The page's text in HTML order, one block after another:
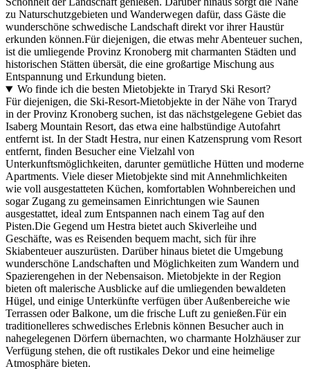
zu Naturschutzgebieten und Wanderwegen dafür, dass Gäste die
wunderschöne schwedische Landschaft direkt vor ihrer Haustür
erkunden können.Für diejenigen, die etwas mehr Abenteuer suchen,
ist die umliegende Provinz Kronoberg mit charmanten Städten und
historischen Stätten übersät, die eine großartige Mischung aus
Entspannung und Erkundung bieten.
Wo finde ich die besten Mietobjekte in Traryd Ski Resort?
Für diejenigen, die Ski-Resort-Mietobjekte in der Nähe von Traryd
in der Provinz Kronoberg suchen, ist das nächstgelegene Gebiet das
Isaberg Mountain Resort, das etwa eine halbstündige Autofahrt
entfernt ist. In der Stadt Hestra, nur einen Katzensprung vom Resort
entfernt, finden Besucher eine Vielzahl von
Unterkunftsmöglichkeiten, darunter gemütliche Hütten und moderne
Apartments. Viele dieser Mietobjekte sind mit Annehmlichkeiten
wie voll ausgestatteten Küchen, komfortablen Wohnbereichen und
sogar Zugang zu gemeinsamen Einrichtungen wie Saunen
ausgestattet, ideal zum Entspannen nach einem Tag auf den
Pisten.Die Gegend um Hestra bietet auch Skiverleihe und
Geschäfte, was es Reisenden bequem macht, sich für ihre
Skiabenteuer auszurüsten. Darüber hinaus bietet die Umgebung
wunderschöne Landschaften und Möglichkeiten zum Wandern und
Spazierengehen in der Nebensaison. Mietobjekte in der Region
bieten oft malerische Ausblicke auf die umliegenden bewaldeten
Hügel, und einige Unterkünfte verfügen über Außenbereiche wie
Terrassen oder Balkone, um die frische Luft zu genießen.Für ein
traditionelleres schwedisches Erlebnis können Besucher auch in
nahegelegenen Dörfern übernachten, wo charmante Holzhäuser zur
Verfügung stehen, die oft rustikales Dekor und eine heimelige
Atmosphäre bieten.